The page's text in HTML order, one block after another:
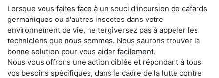
Lorsque vous faites face à un souci d'incursion de cafards
germaniques ou d'autres insectes dans votre
environnement de vie, ne tergiversez pas à appeler les
techniciens que nous sommes. Nous saurons trouver la
bonne solution pour vous aider facilement.
Nous vous offrons une action ciblée et répondant à tous
vos besoins spécifiques, dans le cadre de la lutte contre